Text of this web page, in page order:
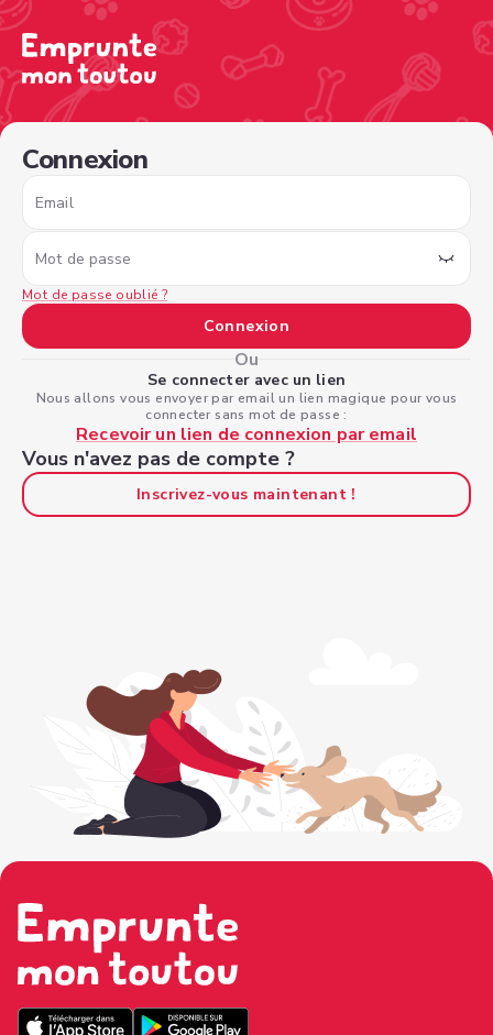
Connexion
Email
Mot de passe
Mot de passe oublié ?
Connexion
Ou
Se connecter avec un lien
Nous allons vous envoyer par email un lien magique pour vous
connecter sans mot de passe :
Recevoir un lien de connexion par email
Vous n'avez pas de compte ?
Inscrivez-vous maintenant !
/sign-in?nextPage=%2Fview-profile%2Fb8c9c9b6-9ff1-